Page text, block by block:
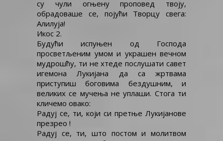
су чули огњену проповед твоју,
обрадоваше се, појући Творцу свега:
Алилуја!
Икос 2.
Будући испуњен од Господа
просветљеним умом и украшен вечном
мудрошћу, ти не хтеде послушати савет
игемона Лукијана да са жртвама
приступиш боговима бездушним, и
великих се мучења не уплаши. Стога ти
кличемо овако:
Радуј се, ти, који си претње Лукијанове
презрео !
Радуј се, ти, што постом и молитвом